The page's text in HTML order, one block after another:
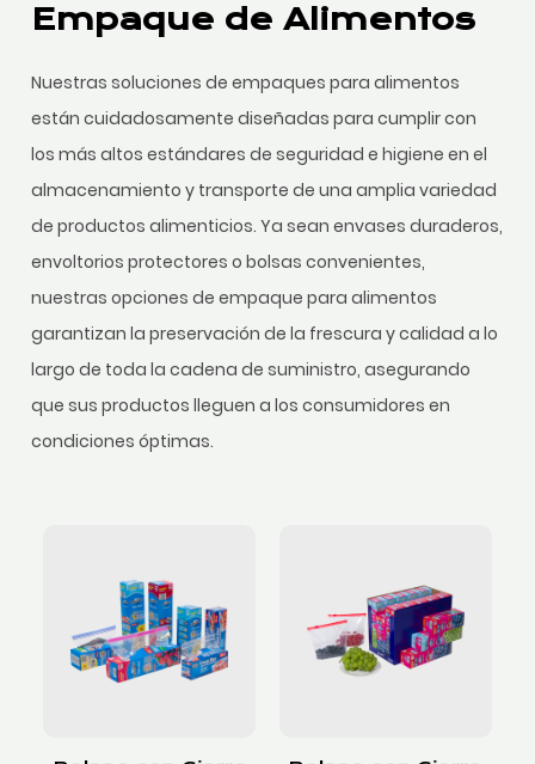
Empaque de Alimentos
Nuestras soluciones de empaques para alimentos
están cuidadosamente diseñadas para cumplir con
los más altos estándares de seguridad e higiene en el
almacenamiento y transporte de una amplia variedad
de productos alimenticios. Ya sean envases duraderos,
envoltorios protectores o bolsas convenientes,
nuestras opciones de empaque para alimentos
garantizan la preservación de la frescura y calidad a lo
largo de toda la cadena de suministro, asegurando
que sus productos lleguen a los consumidores en
condiciones óptimas.